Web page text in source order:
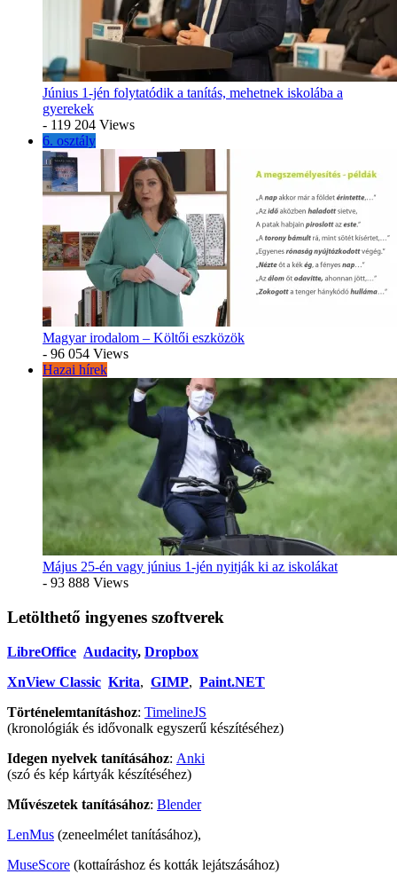
Június 1-jén folytatódik a tanítás, mehetnek iskolába a
gyerekek
- 119 204 Views
6. osztály
Magyar irodalom – Költői eszközök
- 96 054 Views
Hazai hírek
Május 25-én vagy június 1-jén nyitják ki az iskolákat
- 93 888 Views
Letölthető ingyenes szoftverek
LibreOffice Audacity, Dropbox
XnView Classic Krita, GIMP, Paint.NET
Történelemtanításhoz: TimelineJS
(kronológiák és idővonalk egyszerű készítéséhez)
Idegen nyelvek tanításához: Anki
(szó és kép kártyák készítéséhez)
Művészetek tanításához: Blender
LenMus (zeneelmélet tanításához),
MuseScore (kottaíráshoz és kották lejátszásához)